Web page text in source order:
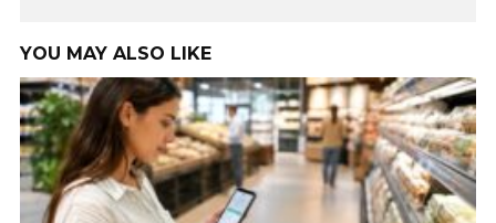
YOU MAY ALSO LIKE